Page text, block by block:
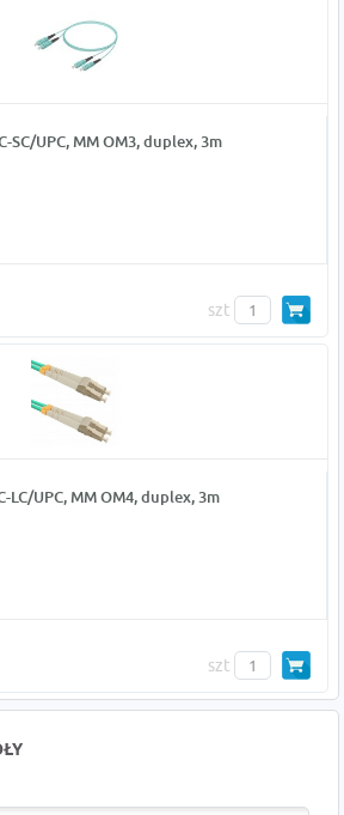
SC/UPC, MM OM3, duplex, 3m
szt
LC/UPC, MM OM4, duplex, 3m
szt